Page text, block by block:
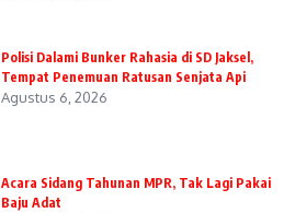
Polisi Dalami Bunker Rahasia di SD Jaksel,
Tempat Penemuan Ratusan Senjata Api
Agustus 6, 2026
Acara Sidang Tahunan MPR, Tak Lagi Pakai
Baju Adat